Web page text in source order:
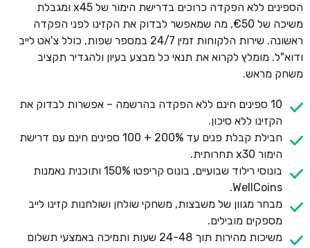
הספינים ללא הפקדה כרוכים בדרישת הימור של x45 ומגבלת
משיכה של €50, מה שמאפשר לבדוק את הקזינו לפני הפקדה
ראשונה. שירות הלקוחות זמין 24/7 במספר שפות, כולל צ'אט לייב
ודוא"ל. מומלץ לקרוא את תנאי כל מבצע בעיון ולהגדיר תקציב
משחק מראש.
10 ספינים חינם ללא הפקדה בהרשמה – אפשרות לבדוק את
הקזינו ללא סיכון.
חבילת קבלת פנים עד 200% + 100 ספינים חינם עם דרישת
הימור x30 תחרותית.
בונוסי רילוד שבועיים, בונוס קריפטו 150% ותוכנית נאמנות
WellCoins.
מבחר מגוון של משבצות, משחקי שולחן ושולחנות קזינו לייב
מספקים מובילים.
משיכות מהירות תוך 24-48 שעות ותמיכה באמצעי תשלום